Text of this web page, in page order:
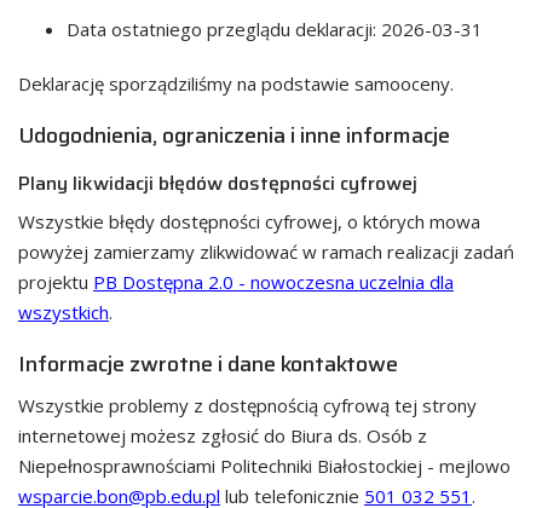
Data ostatniego przeglądu deklaracji: 2026-03-31
Deklarację sporządziliśmy na podstawie samooceny.
Udogodnienia, ograniczenia i inne informacje
Plany likwidacji błędów dostępności cyfrowej
Wszystkie błędy dostępności cyfrowej, o których mowa
powyżej zamierzamy zlikwidować w ramach realizacji zadań
projektu PB Dostępna 2.0 - nowoczesna uczelnia dla
wszystkich.
Informacje zwrotne i dane kontaktowe
Wszystkie problemy z dostępnością cyfrową tej strony
internetowej możesz zgłosić do Biura ds. Osób z
Niepełnosprawnościami Politechniki Białostockiej - mejlowo
wsparcie.bon@pb.edu.pl lub telefonicznie 501 032 551 .